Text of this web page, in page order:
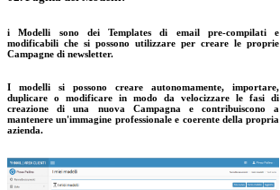
i Modelli sono dei Templates di email pre-compilati e
modificabili che si possono utilizzare per creare le proprie
Campagne di newsletter.
I modelli si possono creare autonomamente, importare,
duplicare o modificare in modo da velocizzare le fasi di
creazione di una nuova Campagna e contribuiscono a
mantenere un'immagine professionale e coerente della propria
azienda.